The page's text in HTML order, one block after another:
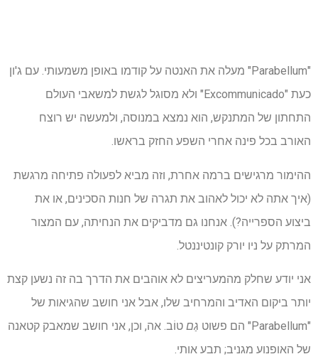
"Parabellum" מעלה את האנטה על קודמו באופן משמעותי. עם ג'ון
כעת "Excommunicado" ולא מסוגל לגשת למשאבי העולם
התחתון של המתנקש, הוא נמצא במנוסה, ולמעשה יש רוצח
האורב בכל פינה אחרי השפע החזק בראשו.
ההימור מרגישים ברמה אחרת, וזה מביא לפעולה פתיחה מרגשת
(איך אתה לא יכול לאהוב את תגרה של חנות הסכינים, או את
ביצוע הספרייה?). אנחנו גם מדביקים את הנחיתה, עם המצור
המרתק על ניו יורק קונטיננטל.
אני יודע שחלק מהמעריצים לא אוהבים את הדרך בה זה נשען קצת
יותר ביקום האדיב והמרחיב שלו, אבל אני חושב שהגיאות של
"Parabellum" הם פשוט
גַם טוֹב. אה, וכן, אני חושב שמאבק קטאנה
של האופנוע מגניב; תבע אותי.